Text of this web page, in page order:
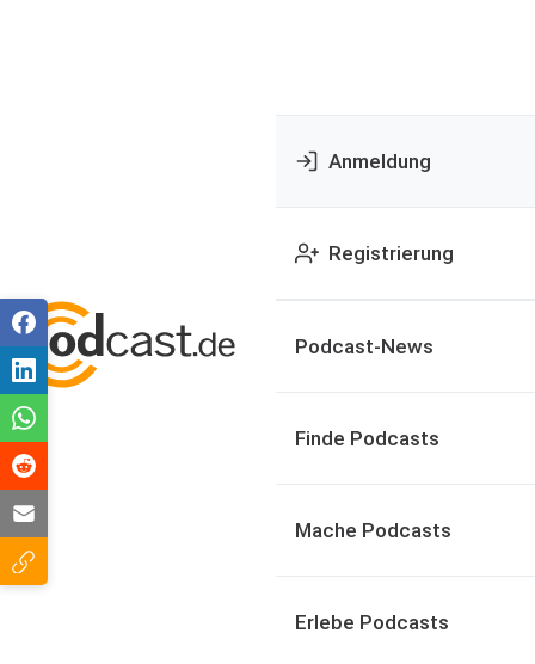
Anmeldung
Registrierung
Podcast-News
Finde Podcasts
Mache Podcasts
Erlebe Podcasts